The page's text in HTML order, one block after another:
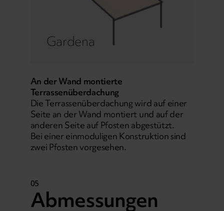
Gardena
An der Wand montierte
Terrassenüberdachung
Die Terrassenüberdachung wird auf einer
Seite an der Wand montiert und auf der
anderen Seite auf Pfosten abgestützt.
Bei einer einmoduligen Konstruktion sind
zwei Pfosten vorgesehen.
05
Abmessungen